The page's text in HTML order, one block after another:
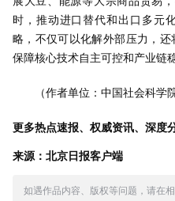
时，推动进口替代和出口多元
略，不仅可以化解外部压力，还
保障核心技术自主可控和产业链稳
（作者单位：中国社会科学
更多热点速报、权威资讯、深度
来源：北京日报客户端
如遇作品内容、版权等问题，请在